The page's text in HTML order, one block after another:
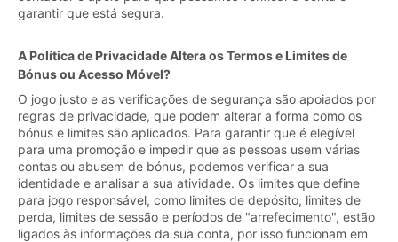
garantir que está segura.
A Política de Privacidade Altera os Termos e Limites de
Bónus ou Acesso Móvel?
O jogo justo e as verificações de segurança são apoiados por
regras de privacidade, que podem alterar a forma como os
bónus e limites são aplicados. Para garantir que é elegível
para uma promoção e impedir que as pessoas usem várias
contas ou abusem de bónus, podemos verificar a sua
identidade e analisar a sua atividade. Os limites que define
para jogo responsável, como limites de depósito, limites de
perda, limites de sessão e períodos de "arrefecimento", estão
ligados às informações da sua conta, por isso funcionam em